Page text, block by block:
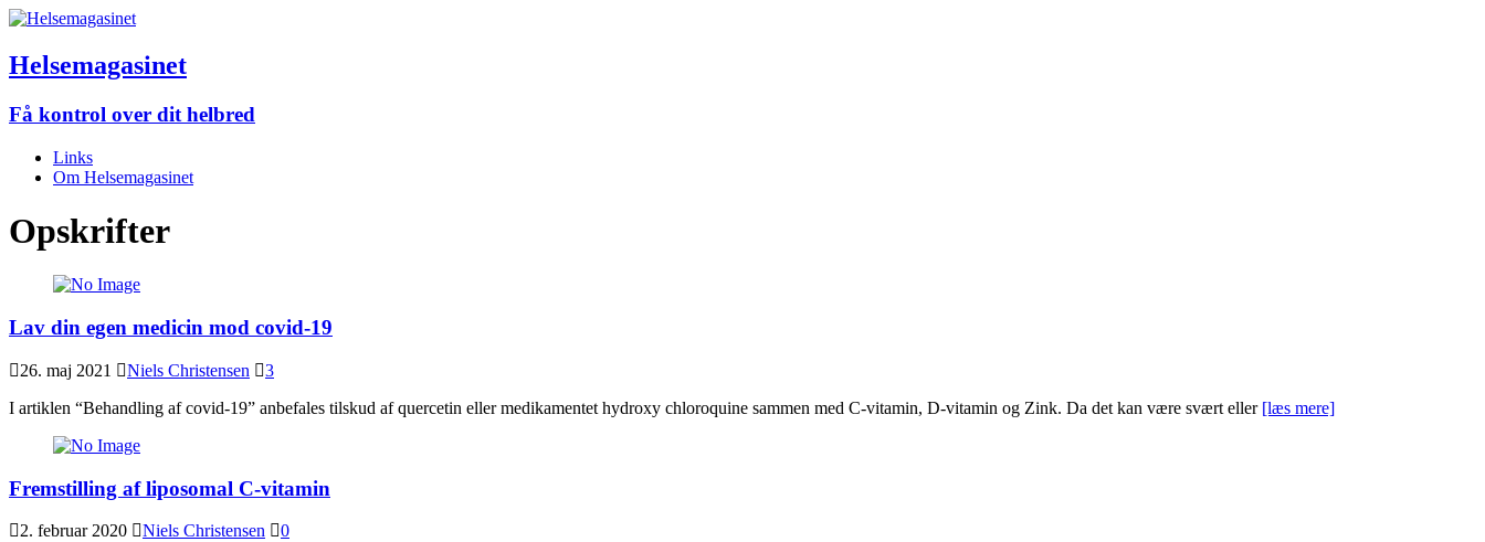
Helsemagasinet
Få kontrol over dit helbred
Links
Om Helsemagasinet
Opskrifter
Lav din egen medicin mod covid-19
26. maj 2021 Niels Christensen
3
I artiklen “Behandling af covid-19” anbefales tilskud af quercetin eller medikamentet hydroxy chloroquine sammen med C-vitamin, D-vitamin og Zink. Da det kan være svært eller [læs mere]
Fremstilling af liposomal C-vitamin
2. februar 2020 Niels Christensen
0